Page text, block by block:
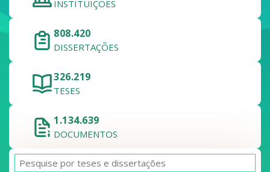
INSTITUIÇÕES
808.420
DISSERTAÇÕES
326.219
TESES
1.134.639
DOCUMENTOS